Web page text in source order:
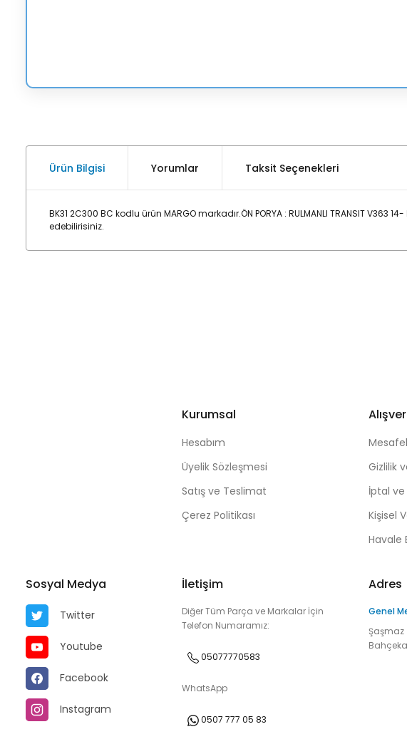
Ürün Bilgisi Yorumlar Taksit Seçenekleri
BK31 2C300 BC kodlu ürün MARGO markadır.ÖN PORYA : RULMANLI TRANSIT
edebilirisiniz.
Kurumsal
Hesabım
Üyelik Sözleşmesi
Satış ve Teslimat
Çerez Politikası
Gizlilik
İptal ve
Kişisel
Havale
Sosyal Medya
Twitter
Youtube
Facebook
Instagram
İletişim
Diğer Tüm Parça ve Markalar İçin
Telefon Numaramız:
05077770583
WhatsApp
0507 777 05 83
Adres
Genel
Şaşmaz